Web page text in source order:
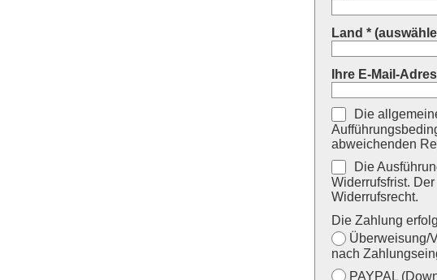
Land *
Ihre E-Mail-
Die
abweichenden
Die
Widerrufsfrist.
Widerrufsrecht.
Die Zahlung
Überweisung/
nach
PAYPAL